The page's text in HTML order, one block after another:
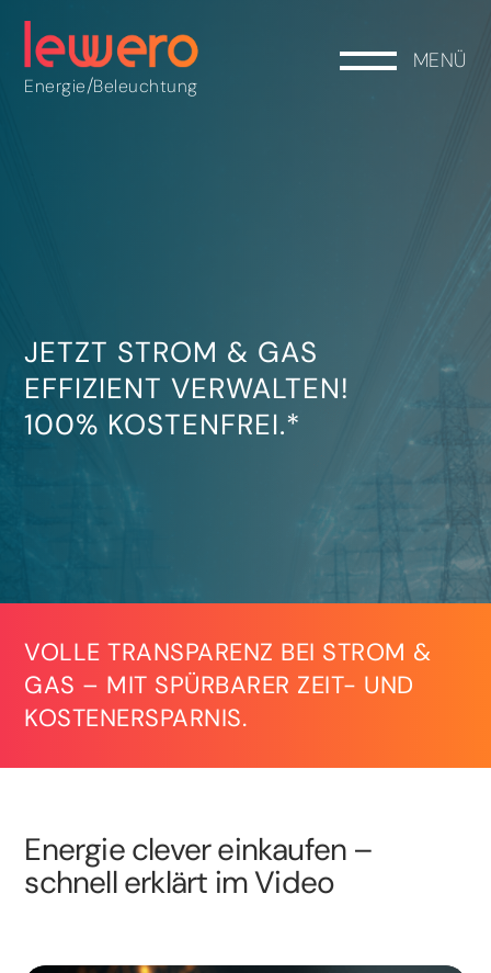
Energie/Beleuchtung
MENÜ
JETZT STROM & GAS
EFFIZIENT VERWALTEN!
100% KOSTENFREI.*
VOLLE TRANSPARENZ BEI STROM &
GAS – MIT SPÜRBARER ZEIT- UND
KOSTENERSPARNIS.
Energie clever einkaufen –
schnell erklärt im Video